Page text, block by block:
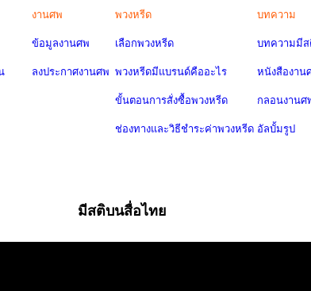
งานศพ
ข้อมูลงานศพ
ลงประกาศงานศพ
พวงหรีด
เลือกพวงหรีด
พวงหรีดมีแบรนด์คืออะไร
ขั้นตอนการสั่งซื้อพวงหรีด
ช่องทางและวิธีชำระค่าพวงหรีด
บทความ
บทความมีส
หนังสืองาน
กลอนงานศ
อัลบั้มรูป
มีสติบนสื่อไทย